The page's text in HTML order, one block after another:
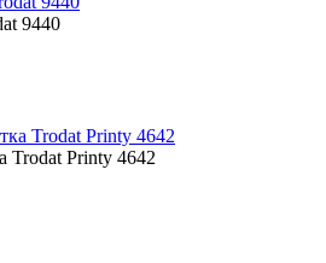
9440
Trodat Printy 4642